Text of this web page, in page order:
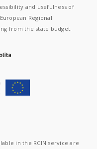
and usefulness of
Regional
from the state budget.
in the RCIN service are